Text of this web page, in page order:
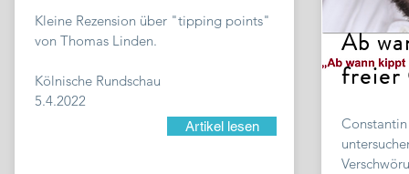
Kleine Rezension über "tipping points"
von Thomas Linden.
Kölnische Rundschau
5.4.2022
Artikel lesen
Ab
freier